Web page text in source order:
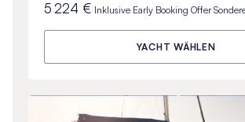
5 224 € Inklusive Early Booking Offer
YACHT WÄHLEN